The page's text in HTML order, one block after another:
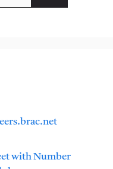
with Number